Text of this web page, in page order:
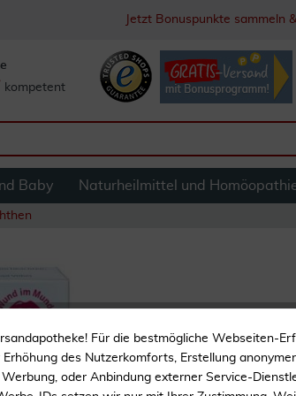
Jetzt Bonuspunkte sammeln
kompetent
Baby Naturheilmittel und
Einzigartige 2-fach-
Wirkstoffkombination
Für die bestmögliche Webseiten-
des Nutzerkomforts, Erstellung
oder Anbindung externer Service-